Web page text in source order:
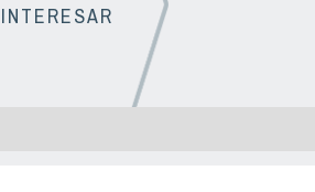
INTERESAR